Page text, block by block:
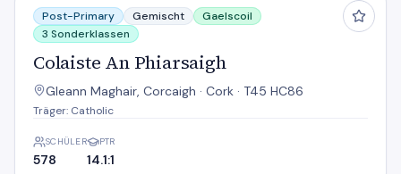
Post-Primary Gemischt
Gaelscoil
3 Sonderklassen
Colaiste An Phiarsaigh
Gleann Maghair, Corcaigh · Cork · T45 HC86
Träger: Catholic
SCHÜLER
578
PTR
14.1:1